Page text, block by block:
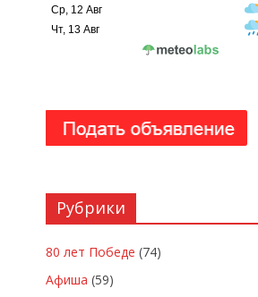
Ср, 12 Авг
Чт, 13 Авг
Рубрики
80 лет Победе (74)
Афиша (59)